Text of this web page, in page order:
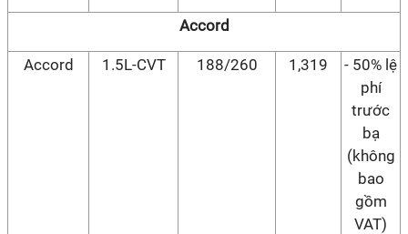
Accord
Accord 1.5L-CVT 188/260 1,319
- 50% lệ
phí
trước
bạ
(không
bao
gồm
VAT)